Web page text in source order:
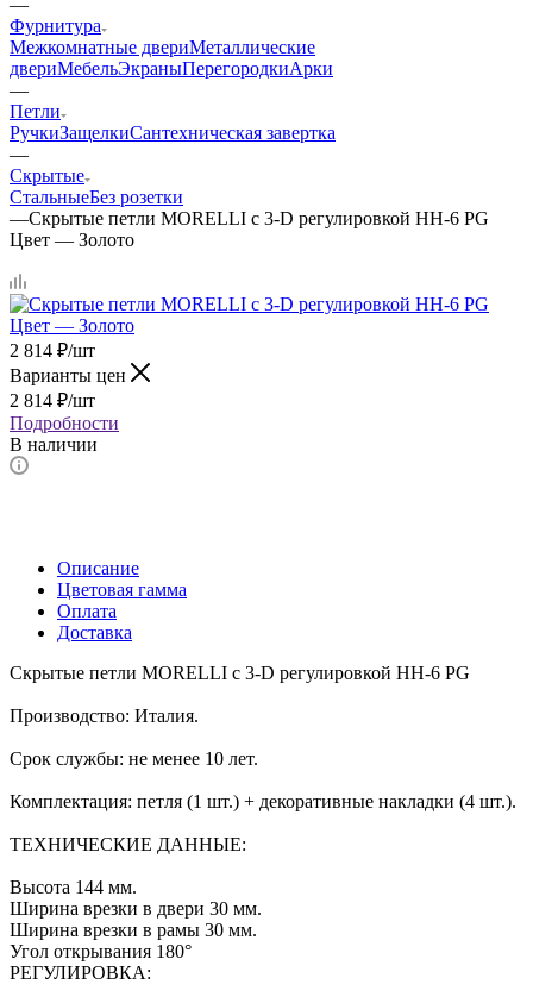
Фурнитура
Межкомнатные двериМеталлические
двериМебельЭкраныПерегородкиАрки
—
Петли
РучкиЗащелкиСантехническая завертка
—
Скрытые
СтальныеБез розетки
—Скрытые петли MORELLI с 3-D регулировкой HH-6 PG
Цвет — Золото
2 814 ₽/шт
Варианты цен
2 814 ₽/шт
Подробности
В наличии
Описание
Цветовая гамма
Оплата
Доставка
Скрытые петли MORELLI с 3-D регулировкой HH-6 PG
Производство: Италия.
Срок службы: не менее 10 лет.
Комплектация: петля (1 шт.) + декоративные накладки (4 шт.).
ТЕХНИЧЕСКИЕ ДАННЫЕ:
Высота 144 мм.
Ширина врезки в двери 30 мм.
Ширина врезки в рамы 30 мм.
Угол открывания 180°
РЕГУЛИРОВКА: